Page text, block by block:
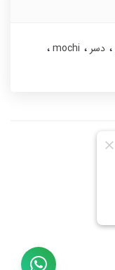
دسر
mochi